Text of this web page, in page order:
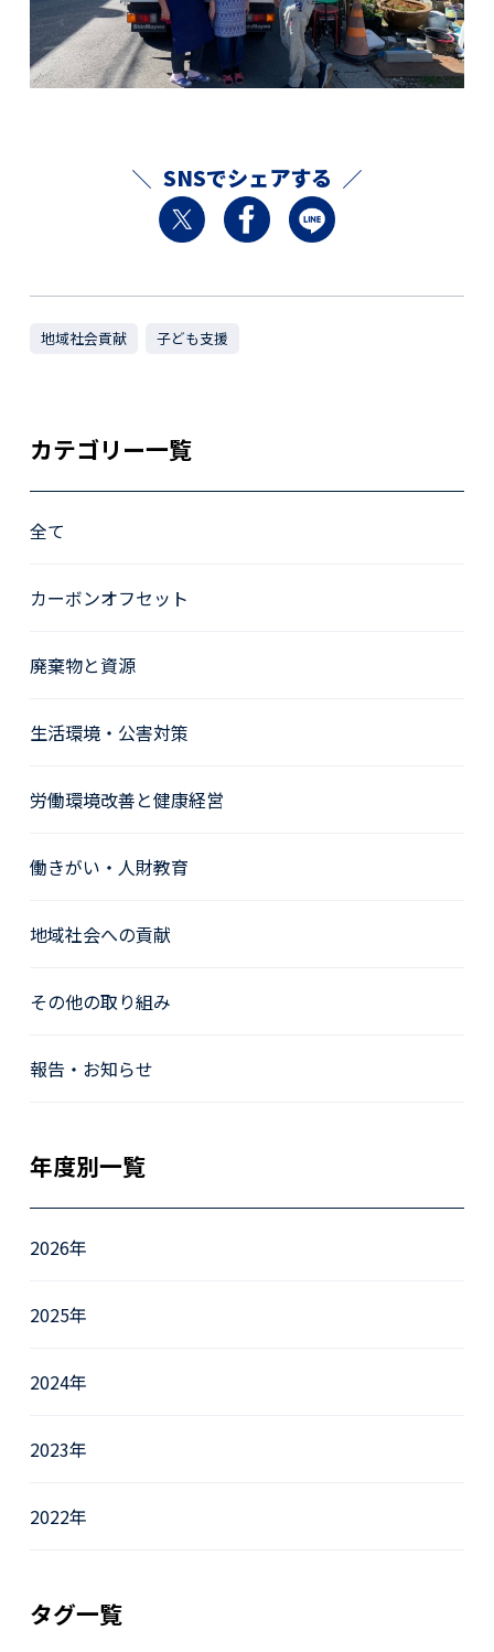
サイト内検索
SNSでシェアする
地域社会貢献 子ども支援
カテゴリー一覧
全て
カーボンオフセット
廃棄物と資源
生活環境・公害対策
労働環境改善と健康経営
働きがい・人財教育
地域社会への貢献
その他の取り組み
報告・お知らせ
年度別一覧
2026年
2025年
2024年
2023年
2022年
タグ一覧